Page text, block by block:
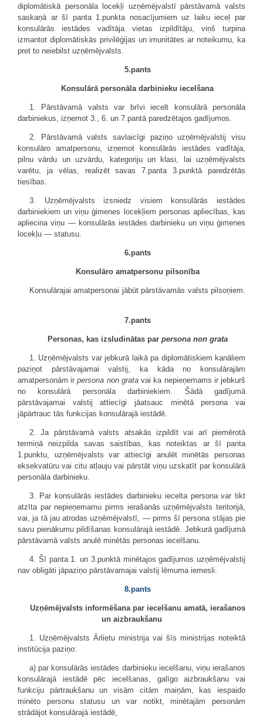
diplomātiskā personāla locekļi uzņēmējvalstī pārstāvamā valsts
saskaņā ar šī panta 1.punkta nosacījumiem uz laiku ieceļ par
konsulārās iestādes vadītāja vietas izpildītāju, viņš turpina
izmantot diplomātiskās privilēģijas un imunitātes ar noteikumu, ka
pret to neiebilst uzņēmējvalsts.
5.pants
Konsulārā personāla darbinieku iecelšana
1. Pārstāvamā valsts var brīvi iecelt konsulārā personāla
darbiniekus, izņemot 3., 6. un 7.pantā paredzētajos gadījumos.
2. Pārstāvamā valsts savlaicīgi paziņo uzņēmējvalstij visu
konsulāro amatpersonu, izņemot konsulārās iestādes vadītāja,
pilnu vārdu un uzvārdu, kategoriju un klasi, lai uzņēmējvalsts
varētu, ja vēlas, realizēt savas 7.panta 3.punktā paredzētās
tiesības.
3. Uzņēmējvalsts izsniedz visiem konsulārās iestādes
darbiniekiem un viņu ģimenes locekļiem personas apliecības, kas
apliecina viņu — konsulārās iestādes darbinieku un viņu ģimenes
locekļu — statusu.
6.pants
Konsulāro amatpersonu pilsonība
Konsulārajai amatpersonai jābūt pārstāvamās valsts pilsoņiem.
7.pants
Personas, kas izsludinātas par persona non grata
1. Uzņēmējvalsts var jebkurā laikā pa diplomātiskiem kanāliem
paziņot pārstāvajamai valstij, ka kāda no konsulārajām
amatpersonām irpersona non gratavai ka nepieņemams ir jebkurš
no konsulārā personāla darbiniekiem. Šādā gadījumā
pārstāvajamai valstij attiecīgi jāatsauc minētā persona vai
jāpārtrauc tās funkcijas konsulārajā iestādē.
2. Ja pārstāvamā valsts atsakās izpildīt vai arī piemērotā
termiņā neizpilda savas saistības, kas noteiktas ar šī panta
1.punktu, uzņēmējvalsts var attiecīgi anulēt minētās personas
eksekvatūru vai citu atļauju vai pārstāt viņu uzskatīt par konsulārā
personāla darbinieku.
3. Par konsulārās iestādes darbinieku iecelta persona var tikt
atzīta par nepieņemamu pirms ierašanās uzņēmējvalsts teritorijā,
vai, ja tā jau atrodas uzņēmējvalstī, — pirms šī persona stājas pie
savu pienākumu pildīšanas konsulārajā iestādē. Jebkurā gadījumā
pārstāvamā valsts anulē minētās personas iecelšanu.
4. Šī panta 1. un 3.punktā minētajos gadījumos uzņēmējvalstij
nav obligāti jāpaziņo pārstāvamajai valstij lēmuma iemesli.
8.pants
Uzņēmējvalsts informēšana par iecelšanu amatā, ierašanos
un aizbraukšanu
1. Uzņēmējvalsts Ārlietu ministrija vai šīs ministrijas noteiktā
institūcija paziņo:
a) par konsulārās iestādes darbinieku iecelšanu, viņu ierašanos
konsulārajā iestādē pēc iecelšanas, galīgo aizbraukšanu vai
funkciju pārtraukšanu un visām citām maiņām, kas iespaido
minēto personu statusu un var notikt, minētajām personām
strādājot konsulārajā iestādē,